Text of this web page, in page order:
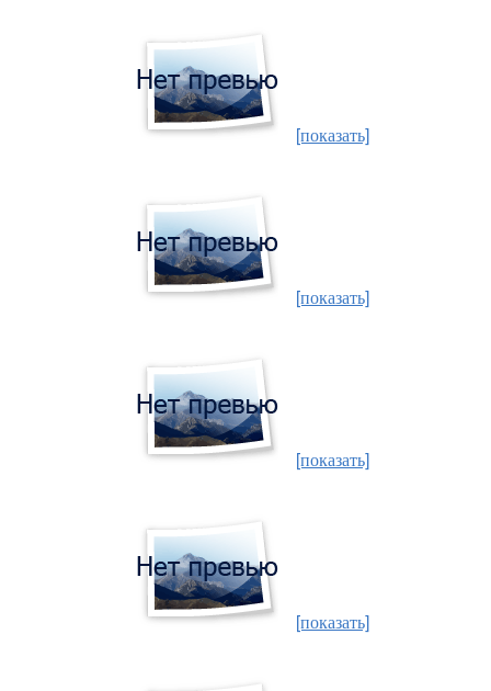
[показать]
[показать]
[показать]
[показать]